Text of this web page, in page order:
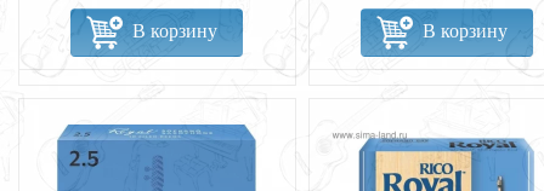
В корзину В корзину